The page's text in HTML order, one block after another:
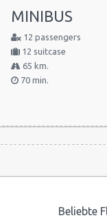
MINIBUS
12 passengers
12 suitcase
65 km.
70 min.
Beliebte